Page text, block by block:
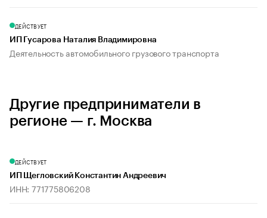
ДЕЙСТВУЕТ
ИП Гусарова Наталия Владимировна
Деятельность автомобильного грузового транспорта
Другие предприниматели в
регионе — г. Москва
ДЕЙСТВУЕТ
ИП Щегловский Константин Андреевич
ИНН: 771775806208